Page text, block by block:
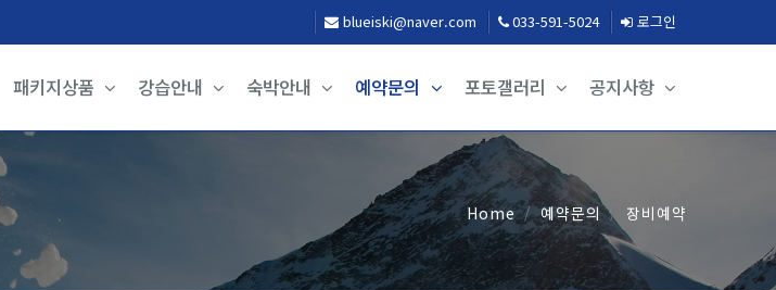
blueiski@naver.com 033-591-5024 로그인
패키지상품 강습안내 숙박안내 예약문의 포토갤러리 공지사항
Home 예약문의 장비예약